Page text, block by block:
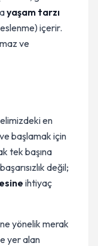
yaşam tarzı
içerir.
ve
en
başlamak için
tek başına
değil;
ihtiyaç
yönelik merak
yer alan